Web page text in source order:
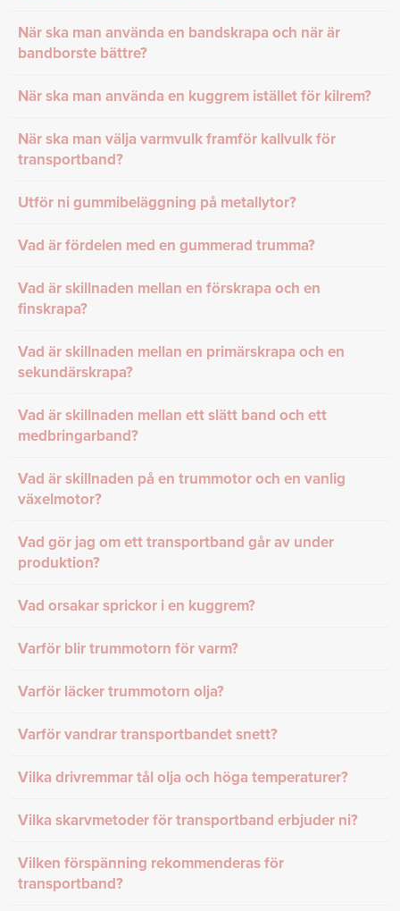
När ska man använda en bandskrapa och när är
bandborste bättre?
När ska man använda en kuggrem istället för kilrem?
När ska man välja varmvulk framför kallvulk för
transportband?
Utför ni gummibeläggning på metallytor?
Vad är fördelen med en gummerad trumma?
Vad är skillnaden mellan en förskrapa och en
finskrapa?
Vad är skillnaden mellan en primärskrapa och en
sekundärskrapa?
Vad är skillnaden mellan ett slätt band och ett
medbringarband?
Vad är skillnaden på en trummotor och en vanlig
växelmotor?
Vad gör jag om ett transportband går av under
produktion?
Vad orsakar sprickor i en kuggrem?
Varför blir trummotorn för varm?
Varför läcker trummotorn olja?
Varför vandrar transportbandet snett?
Vilka drivremmar tål olja och höga temperaturer?
Vilka skarvmetoder för transportband erbjuder ni?
Vilken förspänning rekommenderas för
transportband?